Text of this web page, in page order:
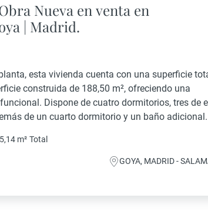
Nueva en venta en
| Madrid.
esta vivienda cuenta con una superficie
construida de 188,50 m², ofreciendo una
Dispone de cuatro dormitorios, tres de
de un cuarto dormitorio y un baño
m² Total
GOYA, MADRID -